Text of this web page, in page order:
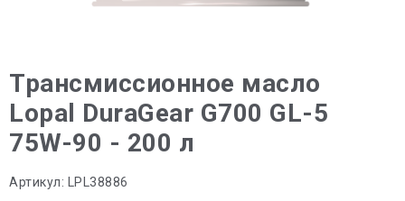
Трансмиссионное масло
Lopal DuraGear G700 GL-5
75W-90 - 200 л
Артикул: LPL38886